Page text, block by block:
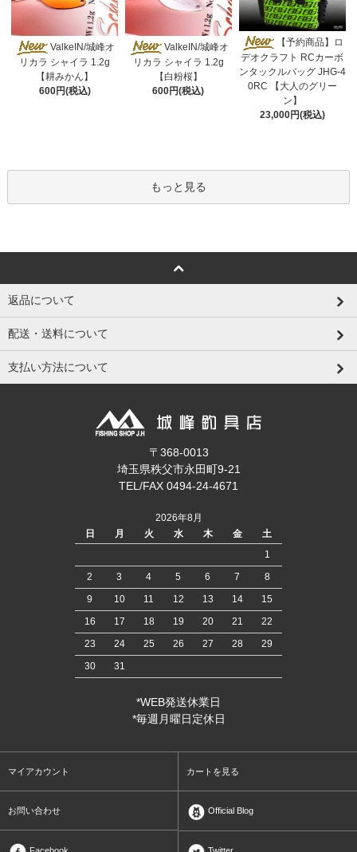
ValkeIN/城峰オ
リカラ シャイラ 1.2g
【耕みかん】
600円(税込)
ValkeIN/城峰オ
リカラ シャイラ 1.2g
【白粉桜】
600円(税込)
【予約商品】ロ
デオクラフト RCカーボ
ンタックルバッグ JHG-4
0RC 【大人のグリー
ン】
23,000円(税込)
もっと見る
返品について
配送・送料について
支払い方法について
〒368-0013
埼玉県秩父市永田町9-21
TEL/FAX 0494-24-4671
2026年8月
日
月 火 水 木 金
土
1
2
3 4 5 6 7
8
9
10 11 12 13 14
15
16
17 18 19 20 21
22
23
24 25 26 27 28
29
30
31
*WEB発送休業日
*毎週月曜日定休日
マイアカウント カートを見る
お問い合わせ Official Blog